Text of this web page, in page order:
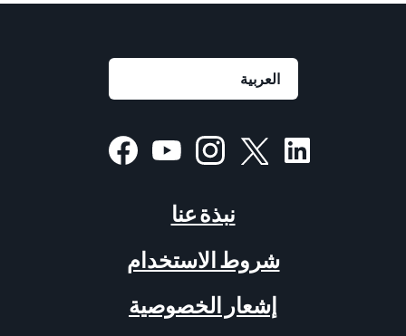
نبذة عنا
شروط الاستخدام
إشعار الخصوصية